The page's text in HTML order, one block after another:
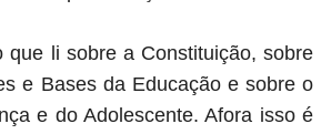
que li sobre a Constituição, sobre
e Bases da Educação e sobre o
e do Adolescente. Afora isso é